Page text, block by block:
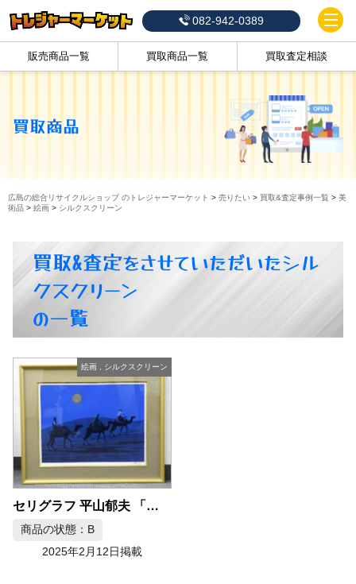
082-942-0389
販売商品一覧 買取商品一覧 買取査定相談
買取商品
広島の総合リサイクルショップ のトレジャーマーケット > 売りたい> 買取&査定事例一覧 > 美
術品> 絵画> シルクスクリーン
買取&査定をさせていただいたシル
クスクリーン
の一覧
絵画, シルクスクリーン
セリグラフ 平山郁夫 「月光砂漠-らくだ行」
商品の状態：B
2025年2月12日掲載